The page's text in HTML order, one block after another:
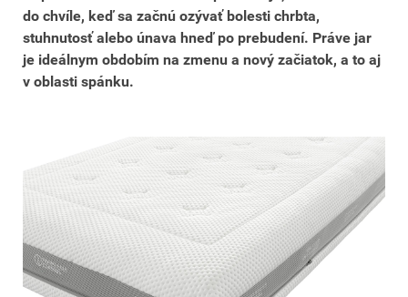
do chvíle, keď sa začnú ozývať bolesti chrbta,
stuhnutosť alebo únava hneď po prebudení. Práve jar
je ideálnym obdobím na zmenu a nový začiatok, a to aj
v oblasti spánku.